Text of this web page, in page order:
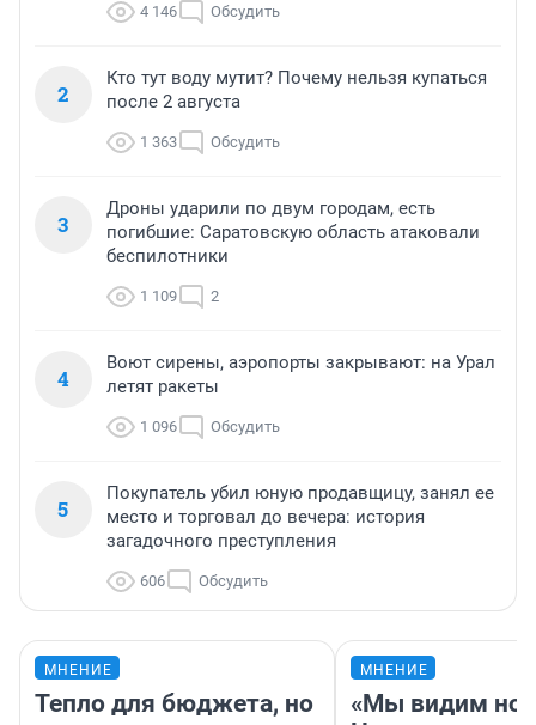
4 146 Обсудить
2
Кто тут воду мутит? Почему нельзя купаться
после 2 августа
1 363 Обсудить
3
Дроны ударили по двум городам, есть
погибшие: Саратовскую область атаковали
беспилотники
1 109 2
4
Воют сирены, аэропорты закрывают: на Урал
летят ракеты
1 096 Обсудить
5
Покупатель убил юную продавщицу, занял ее
место и торговал до вечера: история
загадочного преступления
606 Обсудить
МНЕНИЕ
Тепло для бюджета, но
МНЕНИЕ
«Мы видим